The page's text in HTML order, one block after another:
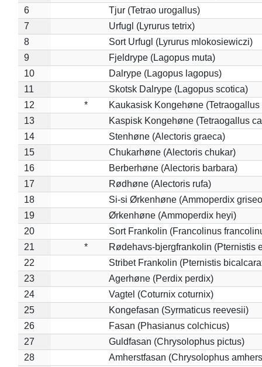
6
Tjur (Tetrao urogallus)
7
Urfugl (Lyrurus tetrix)
8
Sort Urfugl (Lyrurus mlokosiewiczi)
9
Fjeldrype (Lagopus muta)
10
Dalrype (Lagopus lagopus)
11
Skotsk Dalrype (Lagopus scotica)
12
*
Kaukasisk Kongehøne
13
Kaspisk Kongehøne (Tetraogallus
14
Stenhøne (Alectoris graeca)
15
Chukarhøne (Alectoris chukar)
16
Berberhøne (Alectoris barbara)
17
Rødhøne (Alectoris rufa)
18
Si-si Ørkenhøne (Ammoperdix
19
Ørkenhøne (Ammoperdix heyi)
20
Sort Frankolin (Francolinus
21
*
Rødehavs-bjergfrankolin (Pternistis
22
Stribet Frankolin (Pternistis
23
Agerhøne (Perdix perdix)
24
Vagtel (Coturnix coturnix)
25
Kongefasan (Syrmaticus reevesii)
26
Fasan (Phasianus colchicus)
27
Guldfasan (Chrysolophus pictus)
28
Amherstfasan (Chrysolophus